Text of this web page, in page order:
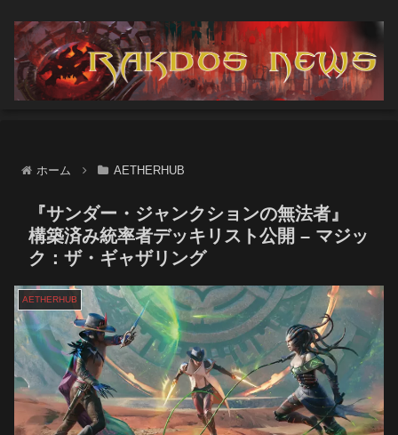
ホーム AETHERHUB
『サンダー・ジャンクションの無法者』
構築済み統率者デッキリスト公開 – マジッ
ク：ザ・ギャザリング
AETHERHUB